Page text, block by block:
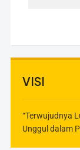
VISI
“Terwujudnya
Unggul dalam